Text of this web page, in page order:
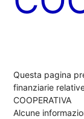
Questa pagina
finanziarie
COOPERATIVA
Alcune